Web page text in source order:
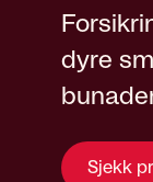
dyre
Sjekk